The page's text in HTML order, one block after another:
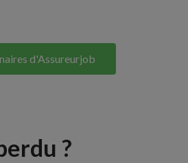
d'Assureurjob
?